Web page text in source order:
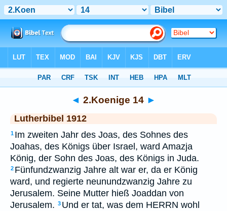
◄ 2.Koenige 14 ►
Lutherbibel 1912
1 Im zweiten Jahr des Joas, des Sohnes des
Joahas, des Königs über Israel, ward Amazja
König, der Sohn des Joas, des Königs in Juda.
2 Fünfundzwanzig Jahre alt war er, da er König
ward, und regierte neunundzwanzig Jahre zu
Jerusalem. Seine Mutter hieß Joaddan von
Jerusalem. 3 Und er tat, was dem HERRN wohl